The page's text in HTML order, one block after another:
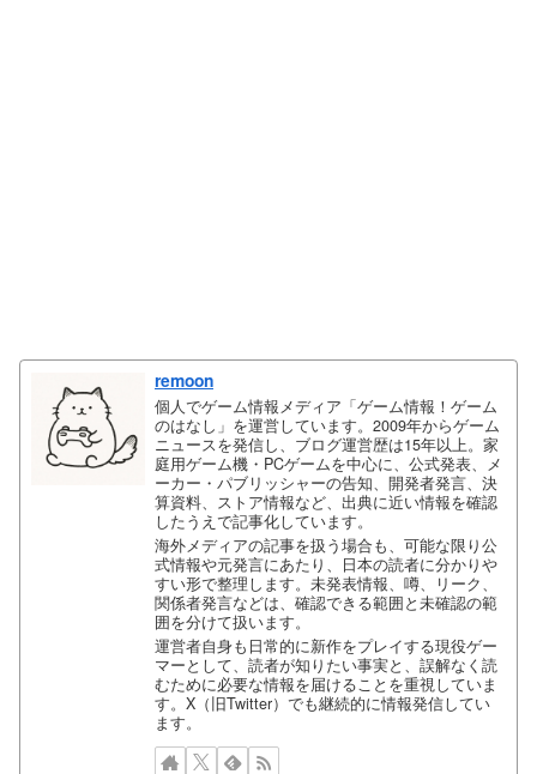
remoon
個人でゲーム情報メディア「ゲーム情報！ゲーム
のはなし」を運営しています。2009年からゲーム
ニュースを発信し、ブログ運営歴は15年以上。家
庭用ゲーム機・PCゲームを中心に、公式発表、メ
ーカー・パブリッシャーの告知、開発者発言、決
算資料、ストア情報など、出典に近い情報を確認
したうえで記事化しています。
海外メディアの記事を扱う場合も、可能な限り公
式情報や元発言にあたり、日本の読者に分かりや
すい形で整理します。未発表情報、噂、リーク、
関係者発言などは、確認できる範囲と未確認の範
囲を分けて扱います。
運営者自身も日常的に新作をプレイする現役ゲー
マーとして、読者が知りたい事実と、誤解なく読
むために必要な情報を届けることを重視していま
す。X（旧Twitter）でも継続的に情報発信してい
ます。